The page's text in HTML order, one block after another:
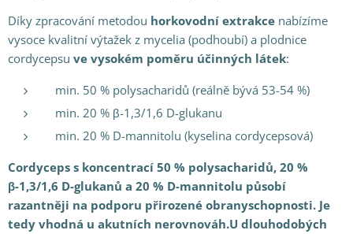
Díky zpracování metodou horkovodní extrakce nabízíme
vysoce kvalitní výtažek z mycelia (podhoubí) a plodnice
cordycepsu ve vysokém poměru účinných látek:
min. 50 % polysacharidů (reálně bývá 53-54 %)
min. 20 % β-1,3/1,6 D-glukanu
min. 20 % D-mannitolu (kyselina cordycepsová)
Cordyceps s koncentrací 50 % polysacharidů, 20 %
β-1,3/1,6 D-glukanů a 20 % D-mannitolu působí
razantněji na podporu přirozené obranyschopnosti. Je
tedy vhodná u akutních nerovnováh.U dlouhodobých